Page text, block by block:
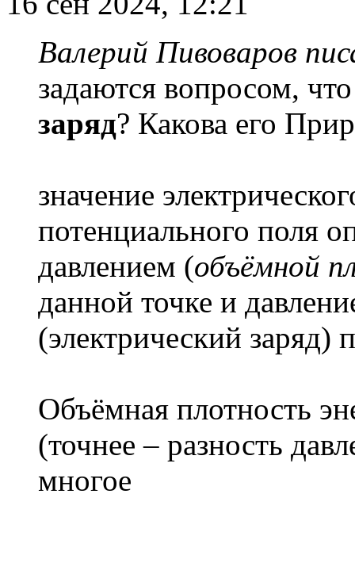
Валерий Пивоваров
задаются вопросом,
заряд? Какова его
значение
потенциального поля
давлением (объёмной
данной точке и
(электрический заряд)
Объёмная плотность
(точнее – разность
многое